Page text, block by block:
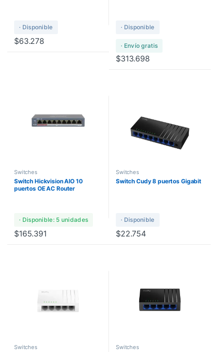
· Disponible
$63.278
· Disponible
· Envío gratis
$313.698
Switches
Switch Hickvision AIO 10
puertos OE AC Router
· Disponible: 5 unidades
$165.391
Switches
Switch Cudy 8 puertos Gigabit
· Disponible
$22.754
Switches Switches